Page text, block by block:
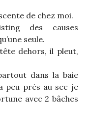
de chez moi.
des causes
seule.
dehors, il pleut,
dans la baie
peu près au sec je
avec 2 bâches